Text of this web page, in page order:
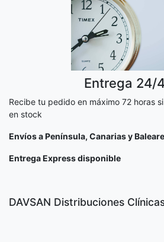
Entrega 24/
Recibe tu pedido en máximo 72 horas
en stock
Envíos a Península, Canarias y
Entrega Express disponible
DAVSAN Distribuciones